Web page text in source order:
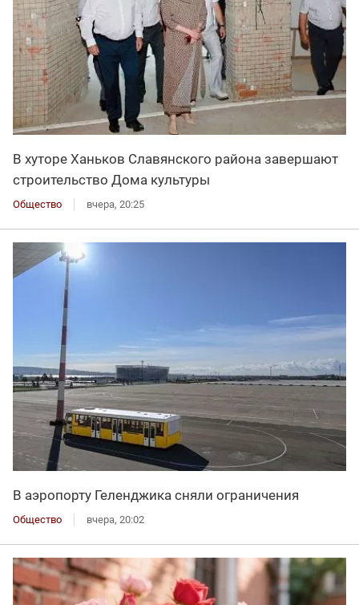
В хуторе Ханьков Славянского района завершают
строительство Дома культуры
Общество вчера, 20:25
В аэропорту Геленджика сняли ограничения
Общество вчера, 20:02